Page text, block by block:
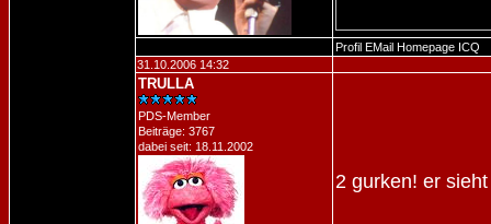
Profil EMail Homepage ICQ
31.10.2006 14:32
TRULLA
PDS-Member
Beiträge: 3767
dabei seit: 18.11.2002
2 gurken! er